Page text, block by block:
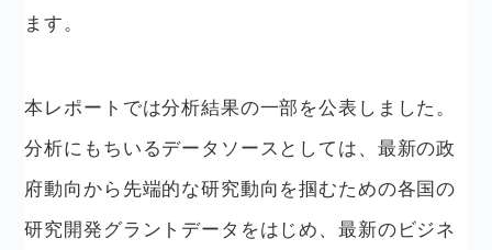
ます。
本レポートでは分析結果の一部を公表しました。
分析にもちいるデータソースとしては、最新の政
府動向から先端的な研究動向を掴むための各国の
研究開発グラントデータをはじめ、最新のビジネ